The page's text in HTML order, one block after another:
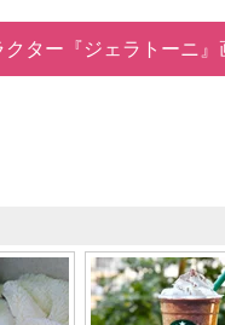
ター『ジェラトーニ』